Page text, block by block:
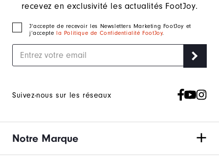
recevez en exclusivité les actualités FootJoy.
J‘accepte de recevoir les Newsletters Marketing FootJoy et
j’accepte la Politique de Confidentialité FootJoy.
Suivez-nous sur les réseaux
Notre Marque